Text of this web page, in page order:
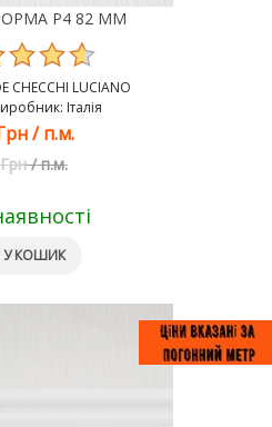
Р4 82 ММ
CHEСCHI LUCIANO
Італія
/п.м.
/п.м.
У КОШИК